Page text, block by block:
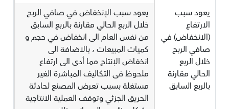
يعود سبب
الارتفاع
(الانخفاض) في
صافي الربح
خلال الربع
الحالي مقارنة
بالربع السابق
يعود سبب الإنخفاض في صافي الربح
خلال الربع الحالي مقارنة بالربع السابق
من نفس العام الى انخفاض في حجم و
كميات المبيعات ، بالاضافة الى
انخفاض الإنتاج مما أدى الى ارتفاع
ملحوظ فى التكاليف المباشرة الغير
مستغلة بسبب تعرض المصنع لحادثة
الحريق الجزئي وتوقف العملية الانتاجية